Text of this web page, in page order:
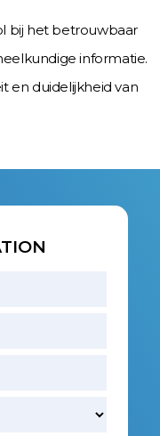
bij het betrouwbaar
informatie.
en duidelijkheid van